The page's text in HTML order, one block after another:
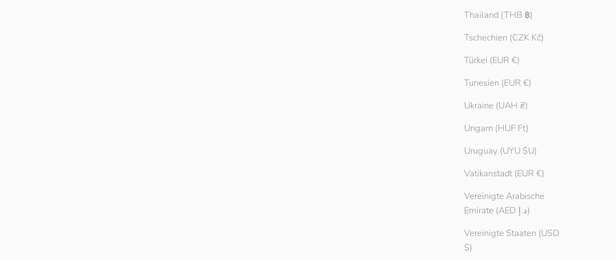
Thailand (THB ฿)
Tschechien (CZK Kč)
Türkei (EUR €)
Tunesien (EUR €)
Ukraine (UAH ₴)
Ungarn (HUF Ft)
Uruguay (UYU $U)
Vatikanstadt (EUR €)
Vereinigte Arabische
Emirate (AED د.إ)
Vereinigte Staaten (USD
$)